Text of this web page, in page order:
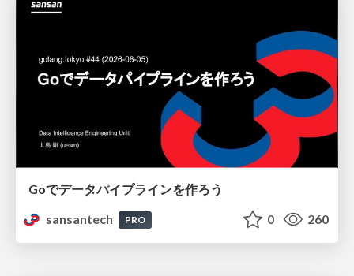
Goでデータパイプラインを作ろう
sansantech
PRO 0 260